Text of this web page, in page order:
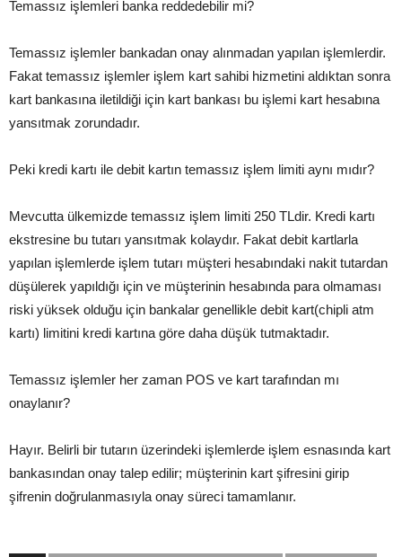
Temassız işlemleri banka reddedebilir mi?
Temassız işlemler bankadan onay alınmadan yapılan işlemlerdir.
Fakat temassız işlemler işlem kart sahibi hizmetini aldıktan sonra
kart bankasına iletildiği için kart bankası bu işlemi kart hesabına
yansıtmak zorundadır.
Peki kredi kartı ile debit kartın temassız işlem limiti aynı mıdır?
Mevcutta ülkemizde temassız işlem limiti 250 TLdir. Kredi kartı
ekstresine bu tutarı yansıtmak kolaydır. Fakat debit kartlarla
yapılan işlemlerde işlem tutarı müşteri hesabındaki nakit tutardan
düşülerek yapıldığı için ve müşterinin hesabında para olmaması
riski yüksek olduğu için bankalar genellikle debit kart(chipli atm
kartı) limitini kredi kartına göre daha düşük tutmaktadır.
Temassız işlemler her zaman POS ve kart tarafından mı
onaylanır?
Hayır. Belirli bir tutarın üzerindeki işlemlerde işlem esnasında kart
bankasından onay talep edilir; müşterinin kart şifresini girip
şifrenin doğrulanmasıyla onay süreci tamamlanır.